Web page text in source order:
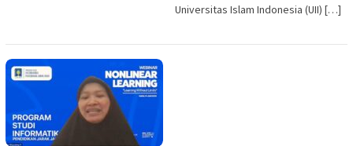
Universitas Islam Indonesia (UII) […]